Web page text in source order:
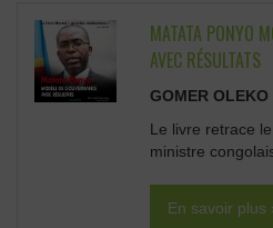
MATATA PONYO
AVEC RÉSULTATS
GOMER OLEKO
Le livre retrace
ministre
En savoir plus